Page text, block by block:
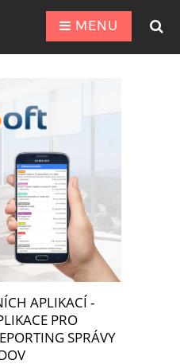
MENU
APLIKACÍ -
PRO
SPRÁVY